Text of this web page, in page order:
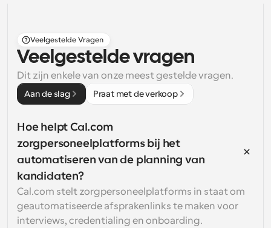
Veelgestelde Vragen
Veelgestelde vragen
Dit zijn enkele van onze meest gestelde vragen.
Aan de slag Praat met de verkoop
Hoe helpt Cal.com
zorgpersoneelplatforms bij het
automatiseren van de planning van
kandidaten?
Cal.com stelt zorgpersoneelplatforms in staat om
geautomatiseerde afsprakenlinks te maken voor
interviews, credentialing en onboarding.